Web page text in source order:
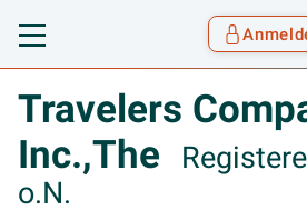
Toggle navigation
Travelers
Inc.,The
o.N.